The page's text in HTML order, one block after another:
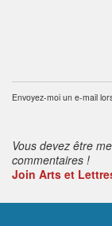
Envoyez-moi un e-mail
Vous devez être
commentaires !
Join Arts et